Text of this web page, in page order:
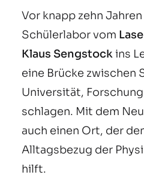
Vor knapp zehn
Schülerlabor vom
Klaus Sengstockins
eine Brücke zwischen
Universität,
schlagen. Mit dem
auch einen Ort, der
Alltagsbezug der
hilft.